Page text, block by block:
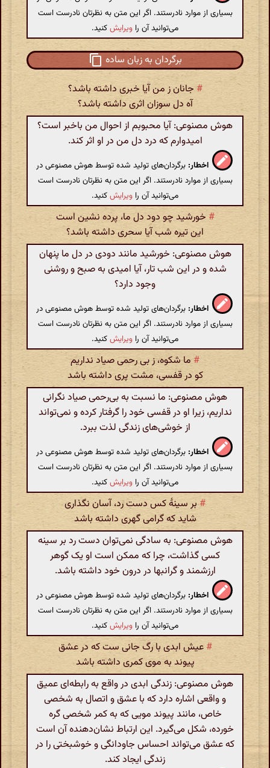
بسیاری از موارد نادرستند. اگر این متن به نظرتان نادرست است
می‌توانید آن را ویرایشکنید.
برگردان به زبان ساده
# جانان ز من آیا خبری داشته باشد؟
آه دل سوزان اثری داشته باشد؟
هوش مصنوعی: آیا محبوبم از احوال من باخبر است؟
امیدوارم که درد دل من در او اثر کند.
اخطار: برگردان‌های تولید شده توسط هوش مصنوعی در
بسیاری از موارد نادرستند. اگر این متن به نظرتان نادرست است
می‌توانید آن را ویرایشکنید.
# خورشید چو دود دل ما، پرده نشین است
این تیره شب آیا سحری داشته باشد؟
هوش مصنوعی: خورشید مانند دودی در دل ما پنهان
شده و در این شب تار، آیا امیدی به صبح و روشنی
وجود دارد؟
اخطار: برگردان‌های تولید شده توسط هوش مصنوعی در
بسیاری از موارد نادرستند. اگر این متن به نظرتان نادرست است
می‌توانید آن را ویرایشکنید.
#ما شکوه، ز بی رحمی صیاد نداریم
کو در قفسی، مشت پری داشته باشد
هوش مصنوعی: ما نسبت به بی‌رحمی صیاد نگرانی
نداریم، زیرا او در قفسی خود را گرفتار کرده و نمی‌تواند
از خوشی‌های زندگی لذت ببرد.
اخطار: برگردان‌های تولید شده توسط هوش مصنوعی در
بسیاری از موارد نادرستند. اگر این متن به نظرتان نادرست است
می‌توانید آن را ویرایشکنید.
#بر سینهٔ کس دست رد، آسان نگذاری
شاید که گرامی گهری داشته باشد
هوش مصنوعی: به سادگی نمی‌توان دست رد بر سینه
کسی گذاشت، چرا که ممکن است او یک گوهر
ارزشمند و گرانبها در درون خود داشته باشد.
اخطار: برگردان‌های تولید شده توسط هوش مصنوعی در
بسیاری از موارد نادرستند. اگر این متن به نظرتان نادرست است
می‌توانید آن را ویرایشکنید.
# عیش ابدی با رگ جانی ست که در عشق
پیوند به موی کمری داشته باشد
هوش مصنوعی: زندگی ابدی در واقع به رابطه‌ای عمیق
و واقعی اشاره دارد که با عشق و اتصال به شخصی
خاص، مانند پیوند مویی که به کمر شخصی گره
خورده، شکل می‌گیرد. این ارتباط نشان‌دهنده آن است
که عشق می‌تواند احساس جاودانگی و خوشبختی را در
زندگی ایجاد کند.